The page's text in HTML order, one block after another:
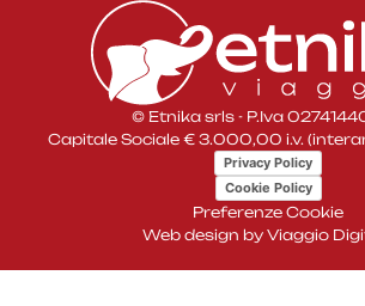
© Etnika srls - P.Iva
Capitale Sociale € 3.000,00 i.v.
Privacy Policy
Cookie Policy
Preferenze Cookie
Web design by Viaggio